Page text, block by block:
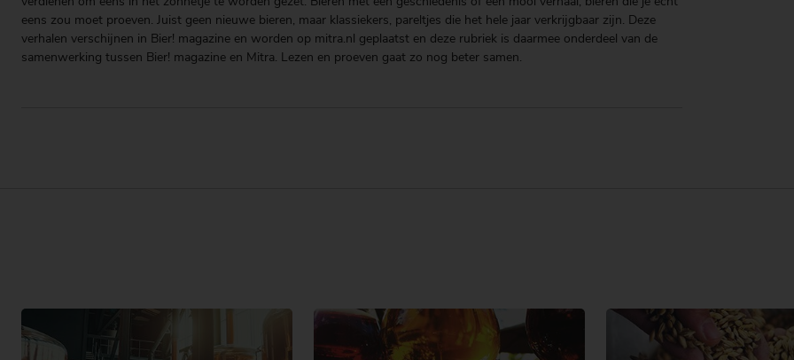
eens zou moet proeven. Juist geen nieuwe bieren, maar klassiekers, pareltjes die het hele jaar verkrijgbaar zijn. Deze
verhalen verschijnen in Bier! magazine en worden op mitra.nl geplaatst en deze rubriek is daarmee onderdeel van de
samenwerking tussen Bier! magazine en Mitra. Lezen en proeven gaat zo nog beter samen.